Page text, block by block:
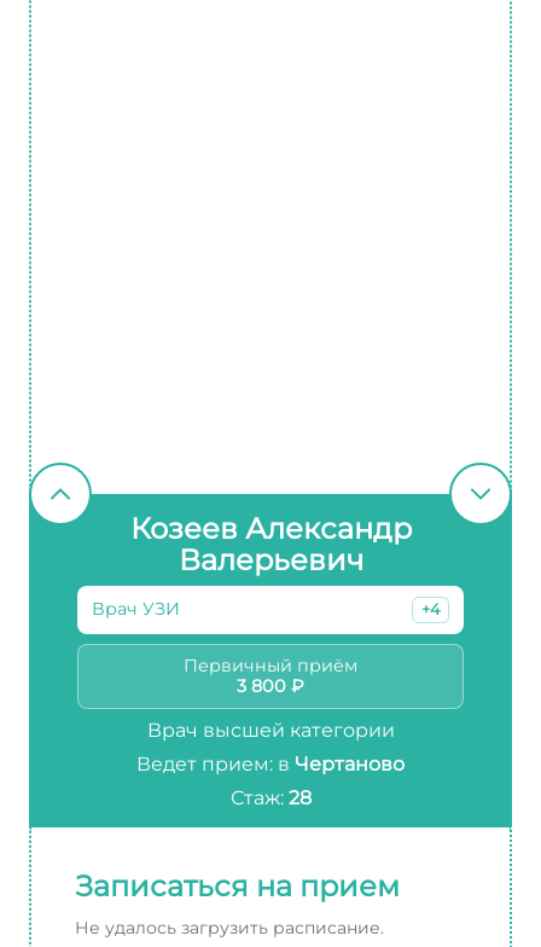
Козеев Александр
Валерьевич
Врач УЗИ +4
Первичный приём
3 800 ₽
Врач высшей категории
Ведет прием: в Чертаново
Стаж: 28
Записаться на прием
Не удалось загрузить расписание.